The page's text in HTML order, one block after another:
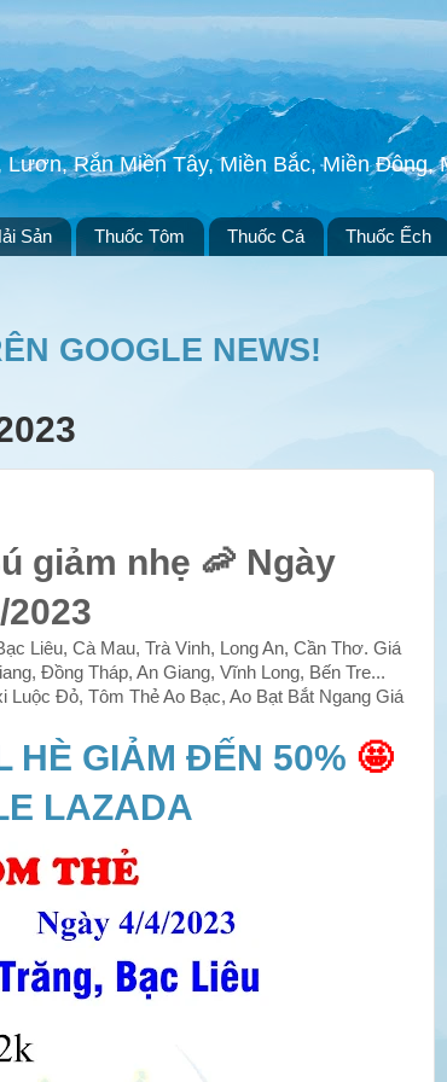
Rắn Miền Tây, Miền Bắc, Miền Đông,
Sản Thuốc Tôm Thuốc Cá Thuốc Ếch
GOOGLE NEWS!
giảm nhẹ 🦐 Ngày
2023
Liêu, Cà Mau, Trà Vinh, Long An, Cần Thơ. Giá
Đồng Tháp, An Giang, Vĩnh Long, Bến Tre...
Đỏ, Tôm Thẻ Ao Bạc, Ao Bạt Bắt Ngang Giá
HÈ GIẢM ĐẾN 50% 🤩
LAZADA